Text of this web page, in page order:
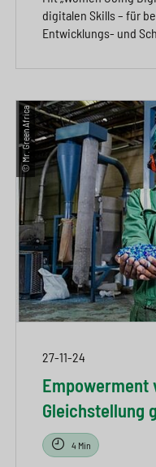
digitalen Skills – für
Entwicklungs- und
© Mr. Green Africa
27-11-24
Empowerment
Gleichstellung
4 Min